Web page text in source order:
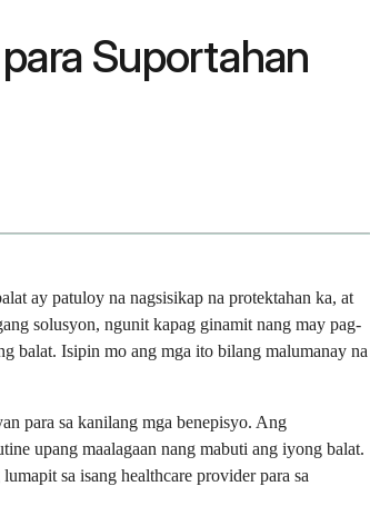
Suportahan
ay patuloy na nagsisikap na protektahan ka, at
solusyon, ngunit kapag ginamit nang may pag-
balat. Isipin mo ang mga ito bilang malumanay na
para sa kanilang mga benepisyo. Ang
upang maalagaan nang mabuti ang iyong balat.
sa isang healthcare provider para sa